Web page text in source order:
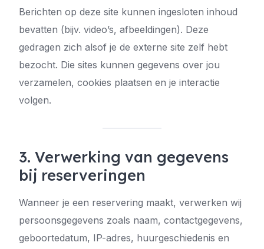
Berichten op deze site kunnen ingesloten inhoud
bevatten (bijv. video’s, afbeeldingen). Deze
gedragen zich alsof je de externe site zelf hebt
bezocht. Die sites kunnen gegevens over jou
verzamelen, cookies plaatsen en je interactie
volgen.
3. Verwerking van gegevens
bij reserveringen
Wanneer je een reservering maakt, verwerken wij
persoonsgegevens zoals naam, contactgegevens,
geboortedatum, IP-adres, huurgeschiedenis en